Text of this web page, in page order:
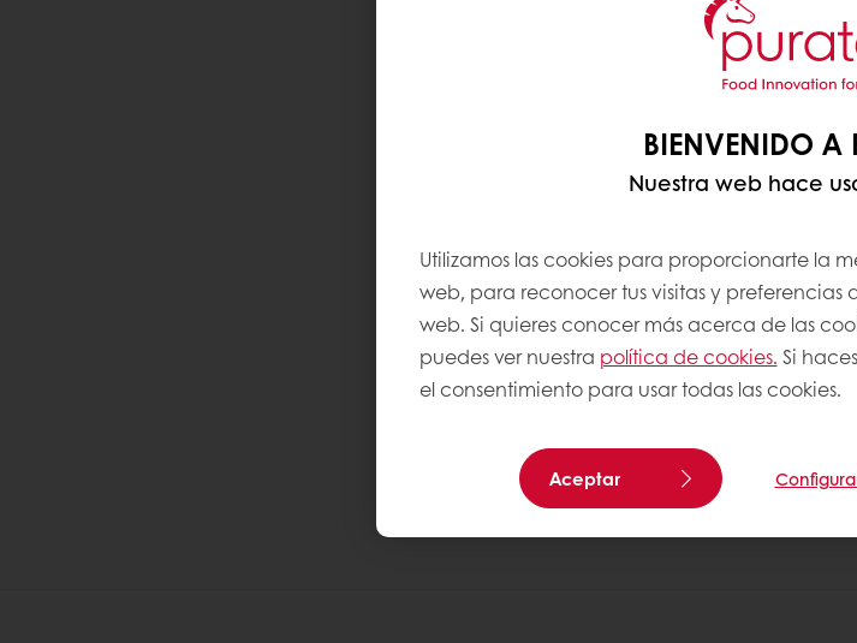
BIENVENIDO A
Nuestra web hace
Utilizamos las cookies para proporcionarte la
web, para reconocer tus visitas y preferencias
web. Si quieres conocer más acerca de las
puedes ver nuestra política de cookies. Si
el consentimiento para usar todas las cookies.
Aceptar